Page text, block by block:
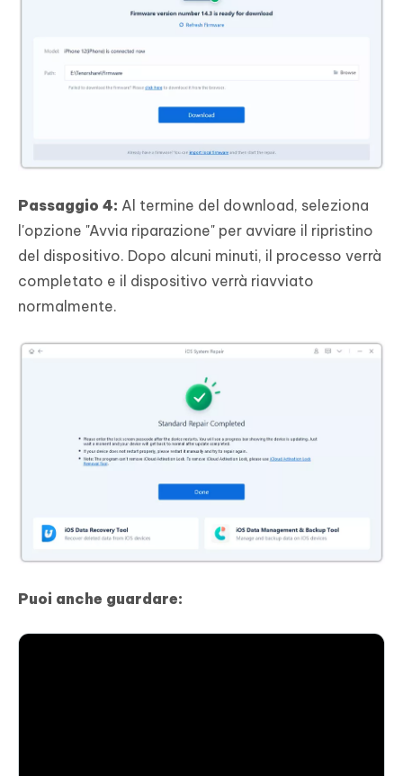
Passaggio 4: Al termine del download, seleziona
l'opzione "Avvia riparazione" per avviare il ripristino
del dispositivo. Dopo alcuni minuti, il processo verrà
completato e il dispositivo verrà riavviato
normalmente.
Puoi anche guardare: